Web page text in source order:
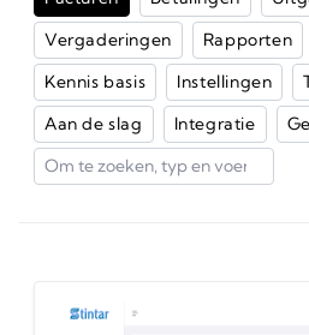
Vergaderingen
Rapporten
Kennis basis
Instellingen
Aan de slag
Integratie